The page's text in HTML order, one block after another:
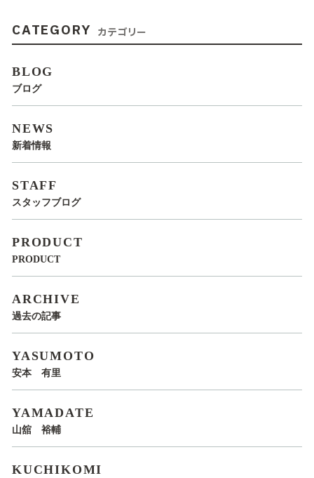
CATEGORY カテゴリー
BLOG
ブログ
NEWS
新着情報
STAFF
スタッフブログ
PRODUCT
PRODUCT
ARCHIVE
過去の記事
YASUMOTO
安本 有里
YAMADATE
山舘 裕輔
KUCHIKOMI